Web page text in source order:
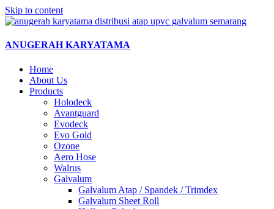
Skip to content
ANUGERAH KARYATAMA
Home
About Us
Products
Holodeck
Avantguard
Evodeck
Evo Gold
Ozone
Aero Hose
Walrus
Galvalum
Galvalum Atap / Spandek / Trimdex
Galvalum Sheet Roll